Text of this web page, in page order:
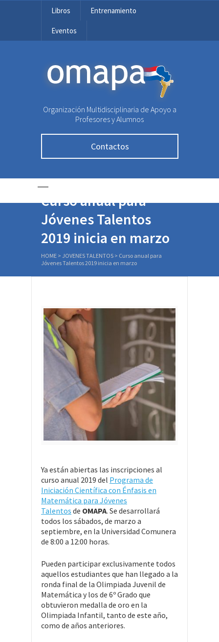
Libros Entrenamiento
Eventos
OMAPA
Organización Multidisciplinaria de Apoyo a
Profesores y Alumnos
Contactos
Curso anual para
Jóvenes Talentos
2019 inicia en marzo
HOME > JOVENES TALENTOS > Curso anual para
Jóvenes Talentos 2019 inicia en marzo
Ya están abiertas las inscripciones al
curso anual 2019 del Programa de
Iniciación Científica con Énfasis en
Matemática para Jóvenes
Talentos de OMAPA. Se desarrollará
todos los sábados, de marzo a
septiembre, en la Universidad Comunera
de 8:00 a 12:00 horas.
Pueden participar exclusivamente todos
aquellos estudiantes que han llegado a la
ronda final de la Olimpiada Juvenil de
Matemática y los de 6º Grado que
obtuvieron medalla de oro en la
Olimpiada Infantil, tanto de este año,
como de años anteriores.